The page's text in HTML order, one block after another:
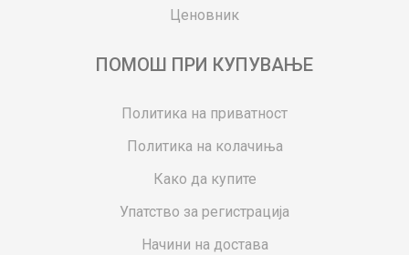
Ценовник
ПОМОШ ПРИ КУПУВАЊЕ
Политика на приватност
Политика на колачиња
Како да купите
Упатство за регистрација
Начини на достава